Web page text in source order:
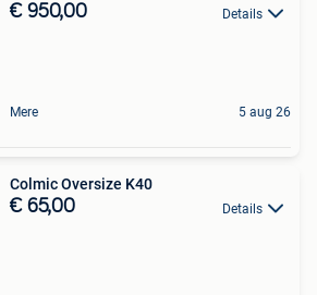
€ 950,00 Details
Mere 5 aug 26
Colmic Oversize K40
€ 65,00 Details